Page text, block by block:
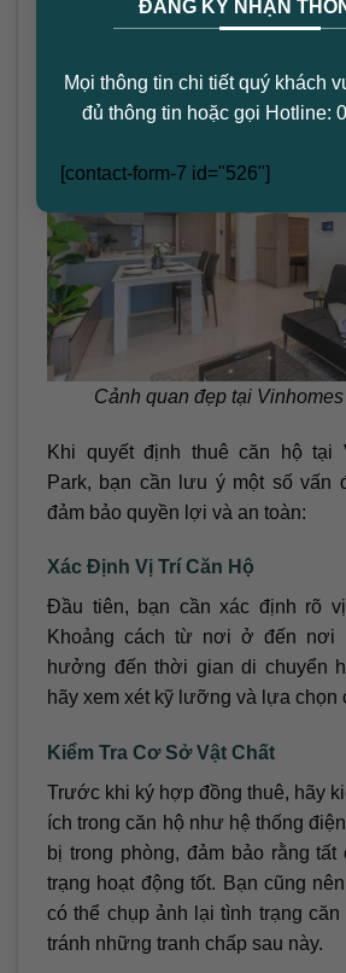
ĐĂNG KÝ NHẬN
Mọi thông tin chi tiết quý khách
đủ thông tin hoặc gọi Hotline:
[contact-form-7 id="526"]
Những Điều Cần Lưu Ý
Cảnh quan đẹp tại
Khi quyết định thuê căn hộ tại
Park, bạn cần lưu ý một số vấn
đảm bảo quyền lợi và an toàn:
Xác Định Vị Trí Căn Hộ
Đầu tiên, bạn cần xác định rõ
Khoảng cách từ nơi ở đến nơi
hưởng đến thời gian di chuyển
hãy xem xét kỹ lưỡng và lựa chọn
Kiểm Tra Cơ Sở Vật Chất
Trước khi ký hợp đồng thuê, hãy
ích trong căn hộ như hệ thống
bị trong phòng, đảm bảo rằng tất
trạng hoạt động tốt. Bạn cũng
có thể chụp ảnh lại tình trạng
tránh những tranh chấp sau này.